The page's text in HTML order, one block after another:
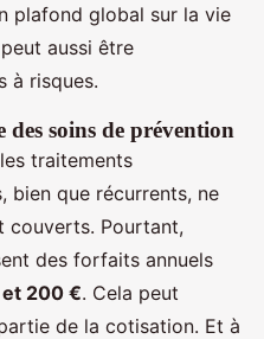
plafond global sur la vie
aussi être
à risques.
soins de prévention
traitements
bien que récurrents, ne
couverts. Pourtant,
des forfaits annuels
200 €. Cela peut
de la cotisation. Et à